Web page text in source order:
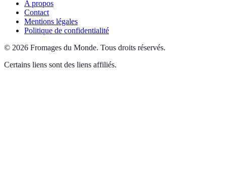
A propos
Contact
Mentions légales
Politique de confidentialité
© 2026 Fromages du Monde. Tous droits réservés.
Certains liens sont des liens affiliés.